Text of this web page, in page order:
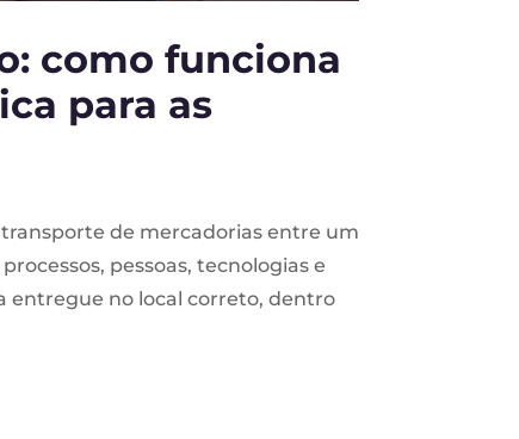
como funciona
para as
de mercadorias entre um
pessoas, tecnologias e
entregue no local correto, dentro